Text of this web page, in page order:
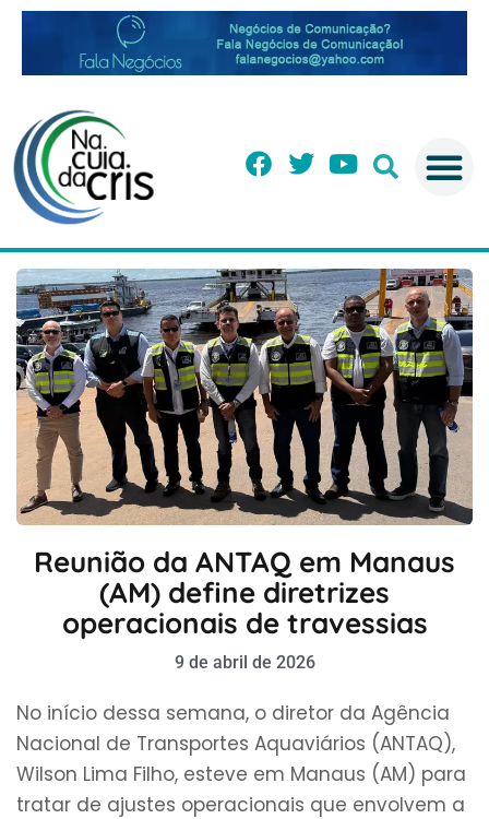
Reunião da ANTAQ em Manaus
(AM) define diretrizes
operacionais de travessias
9 de abril de 2026
No início dessa semana, o diretor da Agência
Nacional de Transportes Aquaviários (ANTAQ),
Wilson Lima Filho, esteve em Manaus (AM) para
tratar de ajustes operacionais que envolvem a